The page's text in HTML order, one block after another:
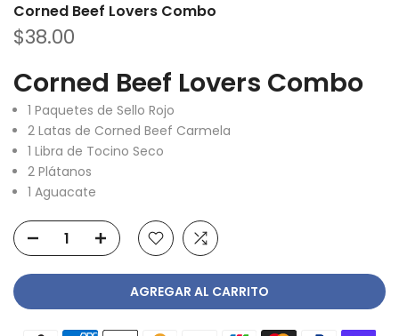
Corned Beef Lovers Combo
$38.00
Corned Beef Lovers Combo
1 Paquetes de Sello Rojo
2 Latas de Corned Beef Carmela
1 Libra de Tocino Seco
2 Plátanos
1 Aguacate
AGREGAR AL CARRITO